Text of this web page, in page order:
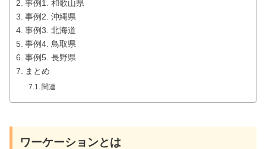
事例1. 和歌山県
事例2. 沖縄県
事例3. 北海道
事例4. 鳥取県
事例5. 長野県
まとめ
関連
ワーケーションとは